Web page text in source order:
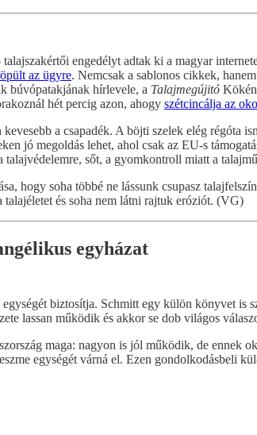
engedélyt adtak ki a magyar
az ügyre. Nemcsak a sablonos cikkek,
búvópatakjának hírlevele, a Talajmegújitó
hét percig azon, ahogy szétcincálja az
a csapadék. A böjti szelek elég régóta
jó megoldás lehet, ahol csak az EU-s
sőt, a gyomkontroll miatt a
hogy soha többé ne lássunk csupasz
és soha nem látni rajtuk eróziót. (VG)
egyházat
biztosítja. Schmitt egy külön könyvet
lassan működik és akkor se dob világos
maga: nagyon is jól működik, de ennek
egységét várná el. Ezen gondolkodásbeli